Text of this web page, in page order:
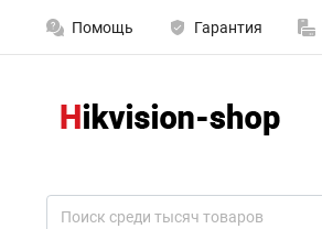
Помощь Гарантия